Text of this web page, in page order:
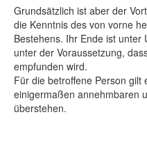
Grundsätzlich ist aber der
die Kenntnis des von vorne
Bestehens. Ihr Ende ist
unter der Voraussetzung,
empfunden wird.
Für die betroffene Person gilt
einigermaßen annehmbaren
überstehen.